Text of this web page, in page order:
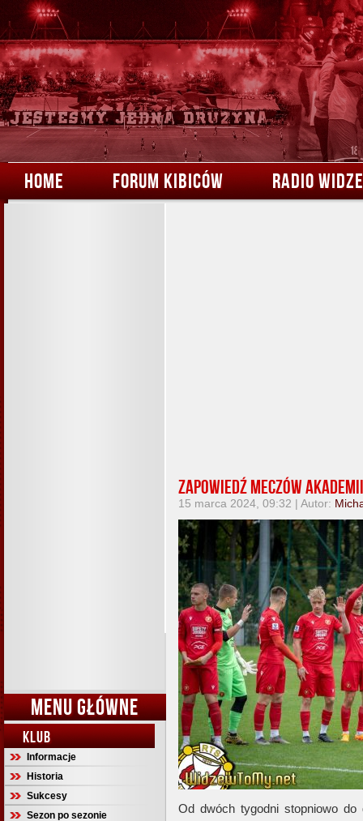
HOME FORUM KIBICÓW RADIO
MENU GŁÓWNE
KLUB
Informacje
Historia
Sukcesy
Sezon po sezonie
Zapowiedź meczów
15 marca 2024, 09:32 | Autor:
Od dwóch tygodni stopniowo